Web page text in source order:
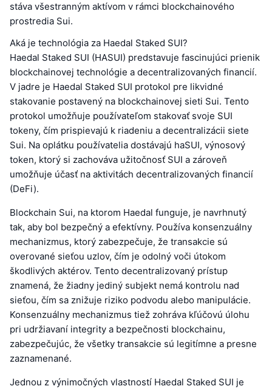
stáva všestranným aktívom v rámci blockchainového
prostredia Sui.
Aká je technológia za Haedal Staked SUI?
Haedal Staked SUI (HASUI) predstavuje fascinujúci prienik
blockchainovej technológie a decentralizovaných financií.
V jadre je Haedal Staked SUI protokol pre likvidné
stakovanie postavený na blockchainovej sieti Sui. Tento
protokol umožňuje používateľom stakovať svoje SUI
tokeny, čím prispievajú k riadeniu a decentralizácii siete
Sui. Na oplátku používatelia dostávajú haSUI, výnosový
token, ktorý si zachováva užitočnosť SUI a zároveň
umožňuje účasť na aktivitách decentralizovaných financií
(DeFi).
Blockchain Sui, na ktorom Haedal funguje, je navrhnutý
tak, aby bol bezpečný a efektívny. Používa konsenzuálny
mechanizmus, ktorý zabezpečuje, že transakcie sú
overované sieťou uzlov, čím je odolný voči útokom
škodlivých aktérov. Tento decentralizovaný prístup
znamená, že žiadny jediný subjekt nemá kontrolu nad
sieťou, čím sa znižuje riziko podvodu alebo manipulácie.
Konsenzuálny mechanizmus tiež zohráva kľúčovú úlohu
pri udržiavaní integrity a bezpečnosti blockchainu,
zabezpečujúc, že všetky transakcie sú legitímne a presne
zaznamenané.
Jednou z výnimočných vlastností Haedal Staked SUI je